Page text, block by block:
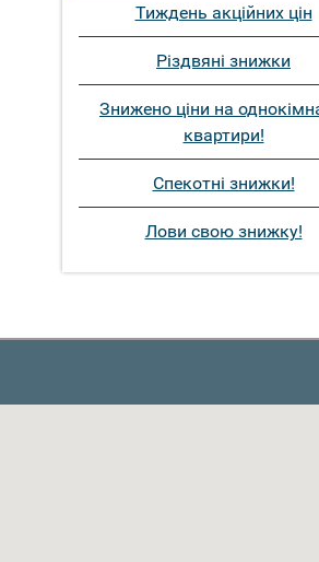
Тиждень акційних цін
Різдвяні знижки
Знижено ціни на
квартири!
Спекотні знижки!
Лови свою знижку!